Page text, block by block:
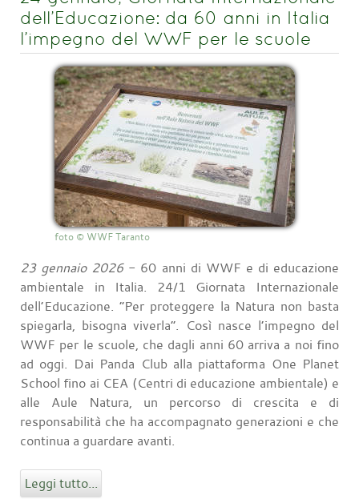
dell’Educazione: da 60 anni in Italia
l’impegno del WWF per le scuole
foto © WWF Taranto
23 gennaio 2026- 60 anni di WWF e di educazione
ambientale in Italia. 24/1 Giornata Internazionale
dell’Educazione. “Per proteggere la Natura non basta
spiegarla, bisogna viverla”. Così nasce l’impegno del
WWF per le scuole, che dagli anni 60 arriva a noi fino
ad oggi. Dai Panda Club alla piattaforma One Planet
School fino ai CEA (Centri di educazione ambientale) e
alle Aule Natura, un percorso di crescita e di
responsabilità che ha accompagnato generazioni e che
continua a guardare avanti.
Leggi tutto...